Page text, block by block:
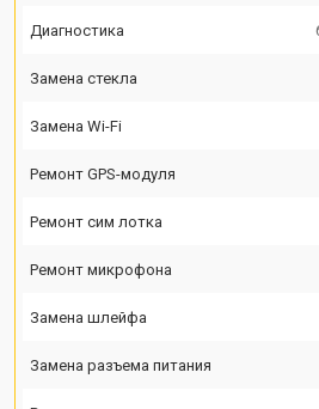
Диагностика
Замена стекла
Замена Wi-Fi
Ремонт GPS-модуля
Ремонт сим лотка
Ремонт микрофона
Замена шлейфа
Замена разъема питания